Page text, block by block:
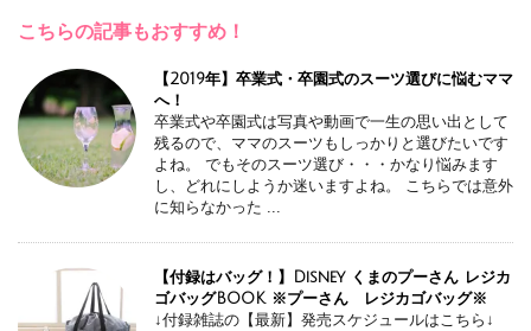
こちらの記事もおすすめ！
【2019年】卒業式・卒園式のスーツ選びに悩むママ
へ！
卒業式や卒園式は写真や動画で一生の思い出として
残るので、ママのスーツもしっかりと選びたいです
よね。 でもそのスーツ選び・・・かなり悩みます
し、どれにしようか迷いますよね。 こちらでは意外
に知らなかった ...
【付録はバッグ！】Disney くまのプーさん レジカ
ゴバッグBOOK ※プーさん レジカゴバッグ※
↓付録雑誌の【最新】発売スケジュールはこちら↓